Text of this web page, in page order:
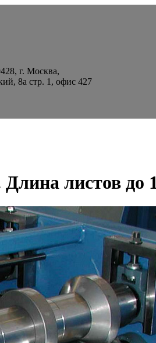
г. Москва,
8а стр. 1, офис 427
листов до